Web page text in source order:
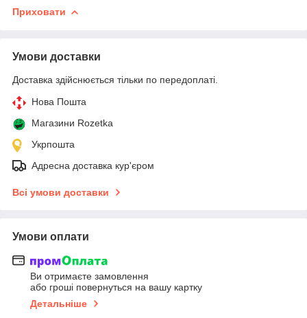
Приховати
Умови доставки
Доставка здійснюється тільки по передоплаті.
Нова Пошта
Магазини Rozetka
Укрпошта
Адресна доставка кур'єром
Всі умови доставки
Умови оплати
Ви отримаєте замовлення
або гроші повернуться на вашу картку
Детальніше